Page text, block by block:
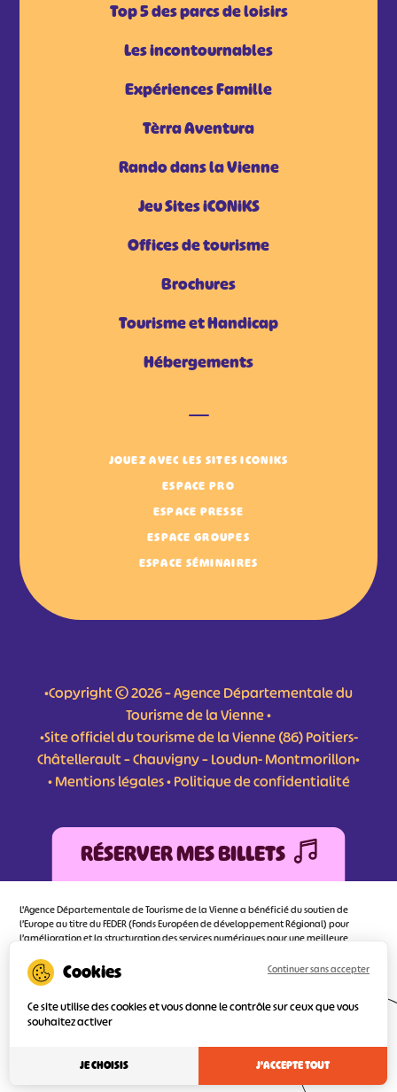
Top 5 des parcs de loisirs
Les incontournables
Expériences Famille
Tèrra Aventura
Rando dans la Vienne
Jeu Sites iCONiKS
Offices de tourisme
Brochures
Tourisme et Handicap
Hébergements
JOUEZ AVEC LES SITES ICONIKS
ESPACE PRO
ESPACE PRESSE
ESPACE GROUPES
ESPACE SÉMINAIRES
•Copyright © 2026 – Agence Départementale du
Tourisme de la Vienne •
•Site officiel du tourisme de la Vienne (86) Poitiers-
Châtellerault – Chauvigny – Loudun- Montmorillon•
•Mentions légales•Politique de confidentialité
RÉSERVER MES BILLETS
L'Agence Départementale de Tourisme de la Vienne a bénéficié du soutien de
l’Europe au titre du FEDER (Fonds Européen de développement Régional) pour
l’amélioration et la structuration des services numériques pour une meilleure
d’orienter au mieux le visiteur.
Ce site utilise des cookies et vous donne le contrôle sur ceux que vous
souhaitez activer
J'ACCEPTE TOUT
Continuer sans accepter
JE CHOISIS